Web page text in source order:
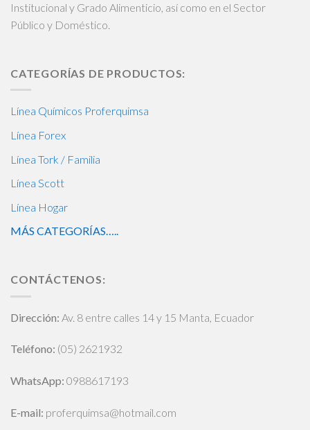
Institucional y Grado Alimenticio, así como en el Sector
Público y Doméstico.
CATEGORÍAS DE PRODUCTOS:
Línea Químicos Proferquimsa
Línea Forex
Línea Tork / Familia
Línea Scott
Línea Hogar
MÁS CATEGORÍAS…..
CONTÁCTENOS:
Dirección: Av. 8 entre calles 14 y 15 Manta, Ecuador
Teléfono: (05) 2621932
WhatsApp: 0988617193
E-mail: proferquimsa@hotmail.com